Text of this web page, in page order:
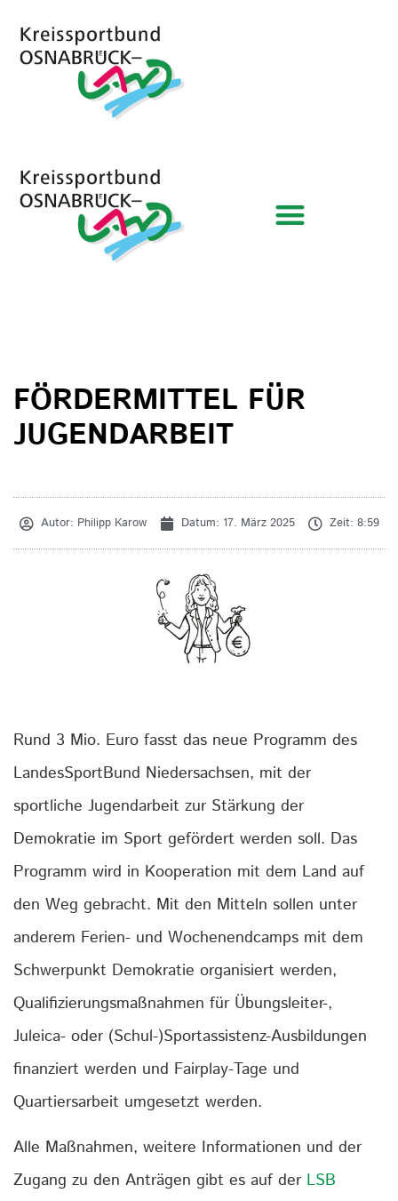
FÖRDERMITTEL FÜR
JUGENDARBEIT
Autor: Philipp Karow Datum: 17. März 2025 Zeit: 8:59
Rund 3 Mio. Euro fasst das neue Programm des
LandesSportBund Niedersachsen, mit der
sportliche Jugendarbeit zur Stärkung der
Demokratie im Sport gefördert werden soll. Das
Programm wird in Kooperation mit dem Land auf
den Weg gebracht. Mit den Mitteln sollen unter
anderem Ferien- und Wochenendcamps mit dem
Schwerpunkt Demokratie organisiert werden,
Qualifizierungsmaßnahmen für Übungsleiter-,
Juleica- oder (Schul-)Sportassistenz-Ausbildungen
finanziert werden und Fairplay-Tage und
Quartiersarbeit umgesetzt werden.
Alle Maßnahmen, weitere Informationen und der
Zugang zu den Anträgen gibt es auf der LSB